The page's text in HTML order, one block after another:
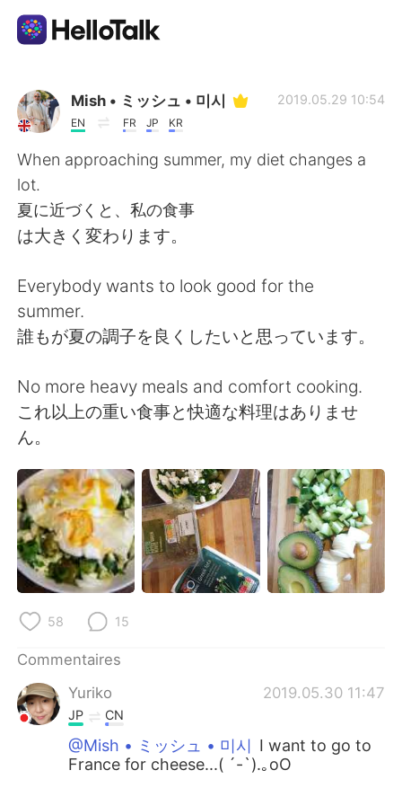
Appli d'échange linguistique
AI Grammar Checker
繁體中文
日本語 한국어
Indonesia Italiano
Türkçe Tiếng Việt
Português
Mish • ミッシュ • 미시
EN FR JP KR
2019.05.29 10:54
When approaching summer, my diet changes a
lot.
夏に近づくと、私の食事
は大きく変わります。
Everybody wants to look good for the
summer.
誰もが夏の調子を良くしたいと思っています。
No more heavy meals and comfort cooking.
これ以上の重い食事と快適な料理はありませ
ん。
58 15
Commentaires
Yuriko
2019.05.30 11:47
JP CN
@Mish • ミッシュ • 미시 I want to go to
France for cheese...( ´-`).｡oO